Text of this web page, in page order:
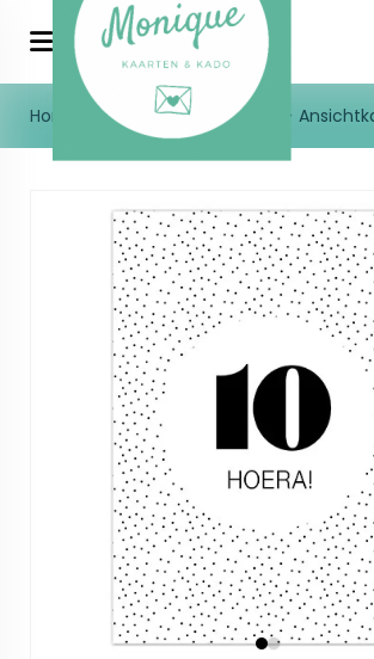
Home Enkele kaart Leeftijd >